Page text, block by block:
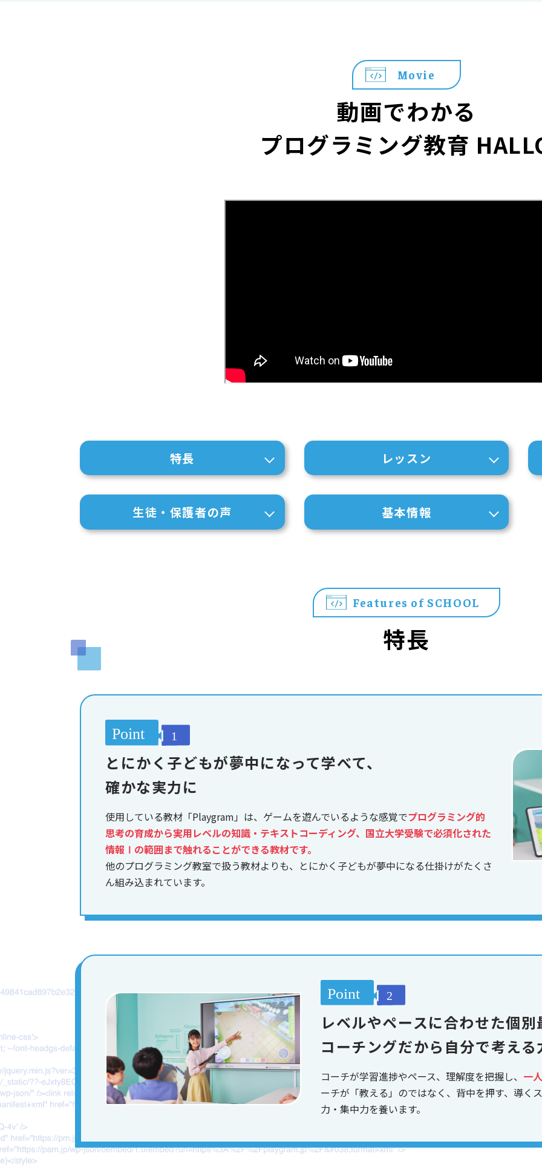
Movie
動画でわかる
プログラミング教育
特長 レッスン
生徒・保護者の声 基本情報
Features of SCHOOL
特長
とにかく子どもが夢中になって学べて、
確かな実力に
使用している教材「Playgram」は、ゲームを遊んでいるような感覚でプログラミング的
思考の育成から実用レベルの知識・テキストコーディング、国立大学受験で必須化された
情報Ⅰの範囲まで触れることができる教材です。
他のプログラミング教室で扱う教材よりも、とにかく子どもが夢中になる仕掛けがたくさ
ん組み込まれています。
レベルやペースに合わせた個
コーチングだから自分で考え
コーチが学習進捗やペース、理解度を把握し、 一
ーチが「教える」のではなく、背中を押す、導く
力・集中力を養います。